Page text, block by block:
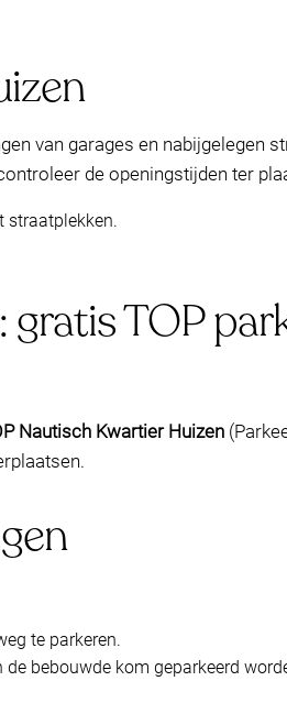
van garages en nabijgelegen
de openingstijden ter
straatplekken.
TOP
Nautisch Kwartier Huizen
te parkeren.
bebouwde kom geparkeerd